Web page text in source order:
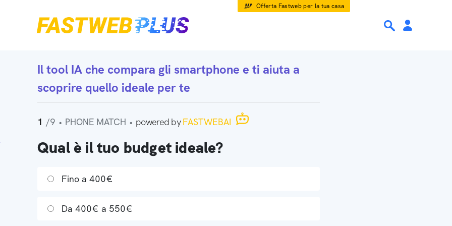
Offerta Fastweb per la tua casa
Il tool IA che compara gli smartphone e ti aiuta a
scoprire quello ideale per te
1 /9 • PHONE MATCH • powered byFASTWEBAI
Qual è il tuo budget ideale?
Fino a 400€
Da 400€ a 550€